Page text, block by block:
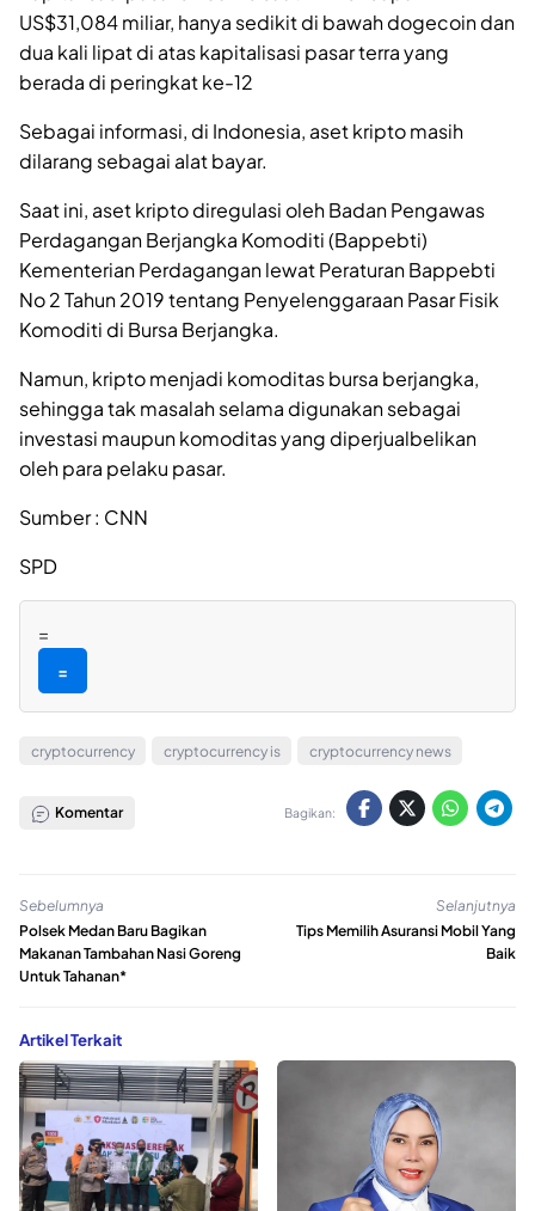
US$31,084 miliar, hanya sedikit di bawah dogecoin dan
dua kali lipat di atas kapitalisasi pasar terra yang
berada di peringkat ke-12
Sebagai informasi, di Indonesia, aset kripto masih
dilarang sebagai alat bayar.
Saat ini, aset kripto diregulasi oleh Badan Pengawas
Perdagangan Berjangka Komoditi (Bappebti)
Kementerian Perdagangan lewat Peraturan Bappebti
No 2 Tahun 2019 tentang Penyelenggaraan Pasar Fisik
Komoditi di Bursa Berjangka.
Namun, kripto menjadi komoditas bursa berjangka,
sehingga tak masalah selama digunakan sebagai
investasi maupun komoditas yang diperjualbelikan
oleh para pelaku pasar.
Sumber : CNN
SPD
=
=
cryptocurrency cryptocurrency is cryptocurrency news
Komentar Bagikan:
Sebelumnya
Polsek Medan Baru Bagikan
Makanan Tambahan Nasi Goreng
Untuk Tahanan*
Selanjutnya
Tips Memilih Asuransi Mobil Yang
Baik
Artikel Terkait